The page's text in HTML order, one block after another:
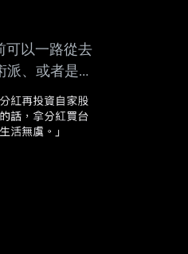
家都預測會
可以一路從去
、或者是波
看多的理